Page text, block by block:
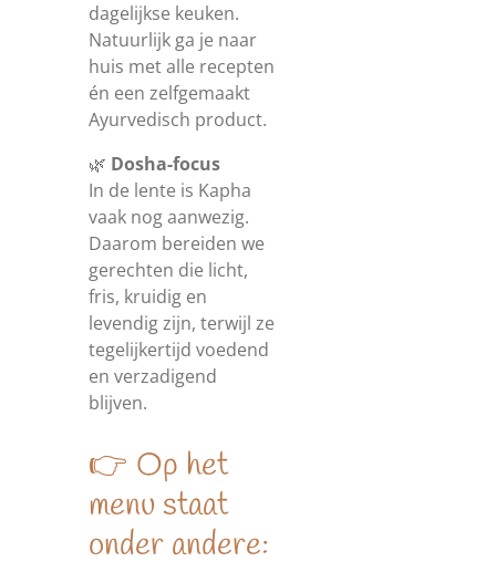
dagelijkse keuken.
Natuurlijk ga je naar
huis met alle recepten
én een zelfgemaakt
Ayurvedisch product.
🌿 Dosha-focus
In de lente is Kapha
vaak nog aanwezig.
Daarom bereiden we
gerechten die licht,
fris, kruidig en
levendig zijn, terwijl ze
tegelijkertijd voedend
en verzadigend
blijven.
👉 Op het
menu staat
onder andere: